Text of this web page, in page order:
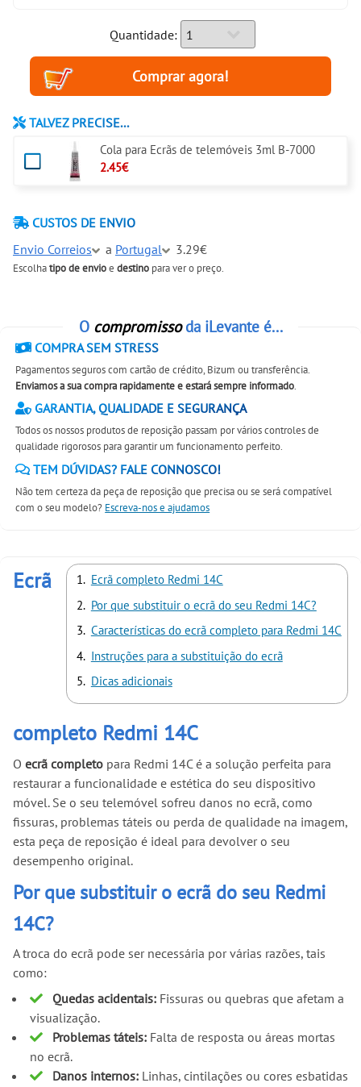
Quantidade:
TALVEZ PRECISE...
Cola para Ecrãs de telemóveis 3ml B-7000
2.45€
CUSTOS DE ENVIO
Envio Correios
a Portugal 3.29€
Escolhatipo de envioe destino para ver o preço.
O compromissoda iLevante é...
COMPRA SEM STRESS
Pagamentos seguros com cartão de crédito, Bizum ou transferência.
Enviamos a sua compra rapidamente e estará sempre informado.
GARANTIA, QUALIDADE E SEGURANÇA
Todos os nossos produtos de reposição passam por vários controles de
qualidade rigorosos para garantir um funcionamento perfeito.
TEM DÚVIDAS? FALE CONNOSCO!
Não tem certeza da peça de reposição que precisa ou se será compatível
com o seu modelo? Escreva-nos e ajudamos
Ecrã completo Redmi 14C
Por que substituir o ecrã do seu Redmi 14C?
Características do ecrã completo para Redmi 14C
Instruções para a substituição do ecrã
Dicas adicionais
Ecrã
completo Redmi 14C
O ecrã completo para Redmi 14C é a solução perfeita para
restaurar a funcionalidade e estética do seu dispositivo
móvel. Se o seu telemóvel sofreu danos no ecrã, como
fissuras, problemas táteis ou perda de qualidade na imagem,
esta peça de reposição é ideal para devolver o seu
desempenho original.
Por que substituir o ecrã do seu Redmi
14C?
A troca do ecrã pode ser necessária por várias razões, tais
como:
Quedas acidentais:Fissuras ou quebras que afetam a
visualização.
Problemas táteis:Falta de resposta ou áreas mortas
no ecrã.
Danos internos:Linhas, cintilações ou cores esbatidas